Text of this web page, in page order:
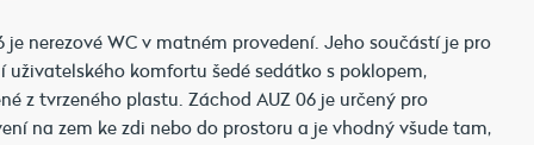
je nerezové WC v matném provedení. Jeho součástí je pro
uživatelského komfortu šedé sedátko s poklopem,
z tvrzeného plastu. Záchod AUZ 06 je určený pro
na zem ke zdi nebo do prostoru a je vhodný všude tam,